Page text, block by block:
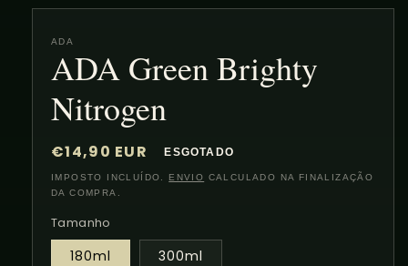
ADA
ADA Green Brighty
Nitrogen
Preço
normal
€14,90 EUR ESGOTADO
IMPOSTO INCLUÍDO. ENVIO CALCULADO NA FINALIZAÇÃO
DA COMPRA.
Tamanho
180ml 300ml